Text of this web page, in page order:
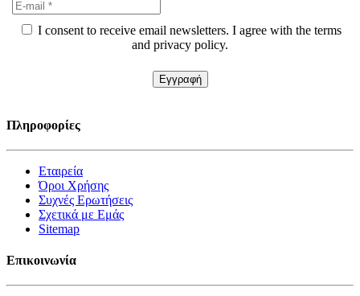
I consent to receive email newsletters. I agree with the terms
and privacy policy.
Πληροφορίες
Εταιρεία
Όροι Χρήσης
Συχνές Ερωτήσεις
Σχετικά με Εμάς
Sitemap
Επικοινωνία